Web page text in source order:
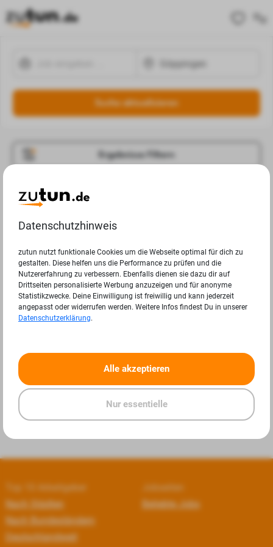
Suche aktualisieren
Ergebnisse Filtern
Jobangebote
Ergebnisse.
« »
Top 10 Arbeitgeber
Nach Städten
Nach Bundesländern
Deutschlandweit
Jobseiten
Beliebte Jobs
Datenschutzhinweis
zutun nutzt funktionale Cookies um die Webseite optimal für dich zu
gestalten. Diese helfen uns die Performance zu prüfen und die
Nutzererfahrung zu verbessern. Ebenfalls dienen sie dazu dir auf
Drittseiten personalisierte Werbung anzuzeigen und für anonyme
Statistikzwecke. Deine Einwilligung ist freiwillig und kann jederzeit
angepasst oder widerrufen werden. Weitere Infos findest Du in unserer
Datenschutzerklärung.
Alle akzeptieren
Nur essentielle